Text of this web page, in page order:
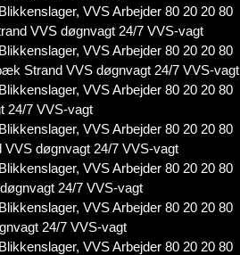
VVS Arbejder 80 20 20 80
VVS døgnvagt 24/7 VVS-vagt
VVS Arbejder 80 20 20 80
Strand VVS døgnvagt 24/7 VVS-vagt
VVS Arbejder 80 20 20 80
24/7 VVS-vagt
VVS Arbejder 80 20 20 80
døgnvagt 24/7 VVS-vagt
VVS Arbejder 80 20 20 80
24/7 VVS-vagt
VVS Arbejder 80 20 20 80
24/7 VVS-vagt
VVS Arbejder 80 20 20 80